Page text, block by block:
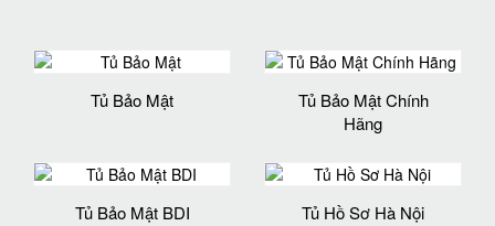
Tủ Bảo Mật
Tủ Bảo Mật Chính
Hãng
Tủ Bảo Mật BDI Tủ Hồ Sơ Hà Nội